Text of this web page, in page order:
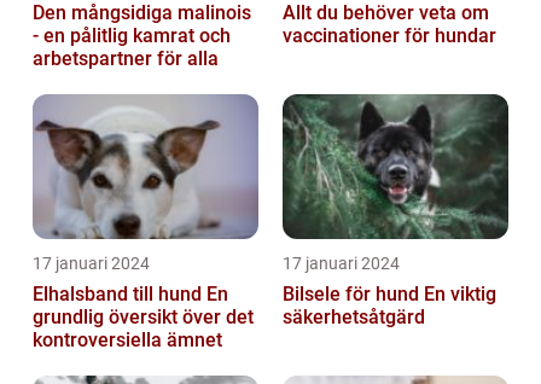
Den mångsidiga malinois
- en pålitlig kamrat och
arbetspartner för alla
Allt du behöver veta om
vaccinationer för hundar
17 januari 2024
Elhalsband till hund En
grundlig översikt över det
kontroversiella ämnet
17 januari 2024
Bilsele för hund En viktig
säkerhetsåtgärd